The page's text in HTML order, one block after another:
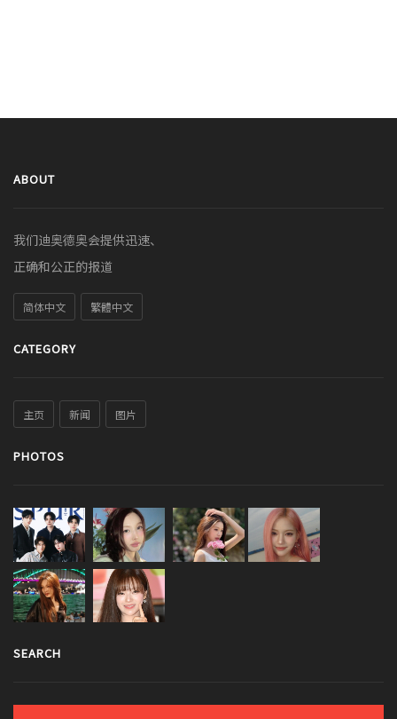
ABOUT
我们迪奥德奥会提供迅速、
正确和公正的报道
简体中文 繁體中文
CATEGORY
主页 新闻 图片
PHOTOS
SEARCH